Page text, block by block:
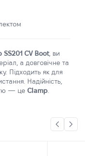
SS201 CV Boot, ви
а довговічне та
Підходить як для
Надійність,
— це Clamp